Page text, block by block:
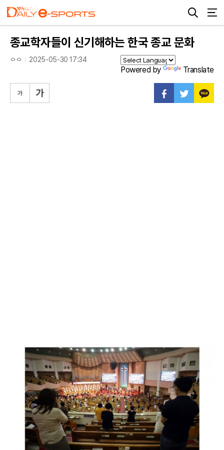
종교학자들이 신기해하는 한국 종교 문화
ㅇㅇ 2025-05-30 17:34
Powered by Translate